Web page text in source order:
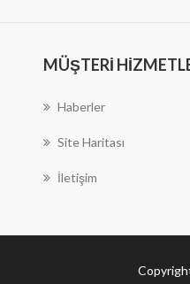
MÜŞTERI
Haberler
Site Haritası
İletişim